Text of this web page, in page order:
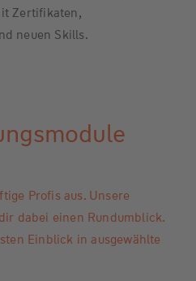
Zertifikaten,
neuen Skills.
Profis aus. Unsere
dabei einen Rundumblick.
Einblick in ausgewählte